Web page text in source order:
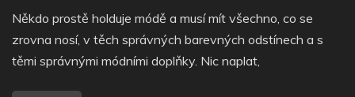
Někdo prostě holduje módě a musí mít všechno, co se
zrovna nosí, v těch správných barevných odstínech a s
těmi správnými módními doplňky. Nic naplat,